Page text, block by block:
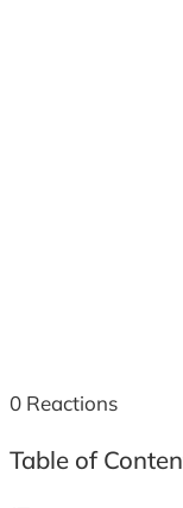
0 Reactions
Table of